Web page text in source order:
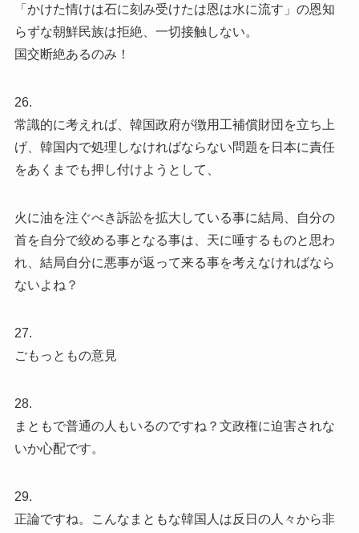
「かけた情けは石に刻み受けたは恩は水に流す」の恩知
らずな朝鮮民族は拒絶、一切接触しない。
国交断絶あるのみ！
26.
常識的に考えれば、韓国政府が徴用工補償財団を立ち上
げ、韓国内で処理しなければならない問題を日本に責任
をあくまでも押し付けようとして、
火に油を注ぐべき訴訟を拡大している事に結局、自分の
首を自分で絞める事となる事は、天に唾するものと思わ
れ、結局自分に悪事が返って来る事を考えなければなら
ないよね？
27.
ごもっともの意見
28.
まともで普通の人もいるのですね？文政権に迫害されな
いか心配です。
29.
正論ですね。こんなまともな韓国人は反日の人々から非